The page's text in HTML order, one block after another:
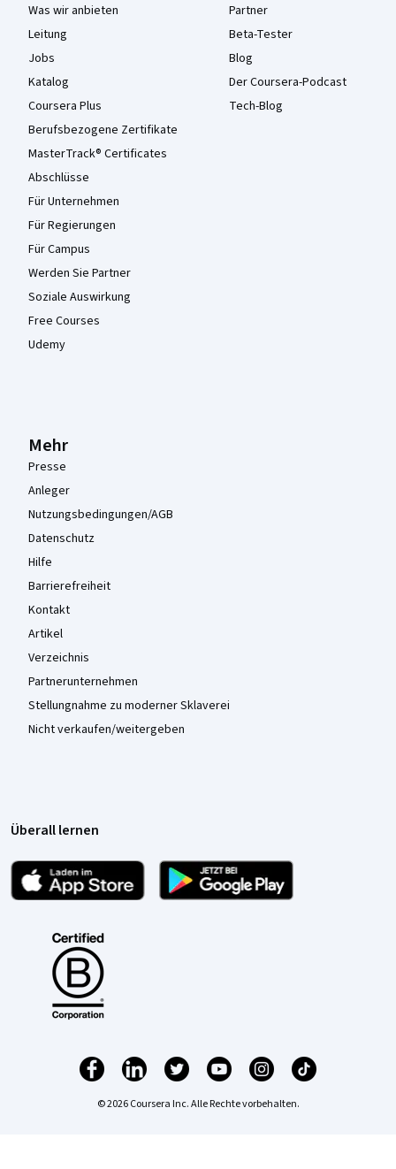
Was wir anbieten
Leitung
Jobs
Katalog
Coursera Plus
Berufsbezogene Zertifikate
MasterTrack® Certificates
Abschlüsse
Für Unternehmen
Für Regierungen
Für Campus
Werden Sie Partner
Soziale Auswirkung
Free Courses
Udemy
Partner
Beta-Tester
Blog
Der Coursera-Podcast
Tech-Blog
Mehr
Presse
Anleger
Nutzungsbedingungen/AGB
Datenschutz
Hilfe
Barrierefreiheit
Kontakt
Artikel
Verzeichnis
Partnerunternehmen
Stellungnahme zu moderner Sklaverei
Nicht verkaufen/weitergeben
Überall lernen
© 2026 Coursera Inc. Alle Rechte vorbehalten.